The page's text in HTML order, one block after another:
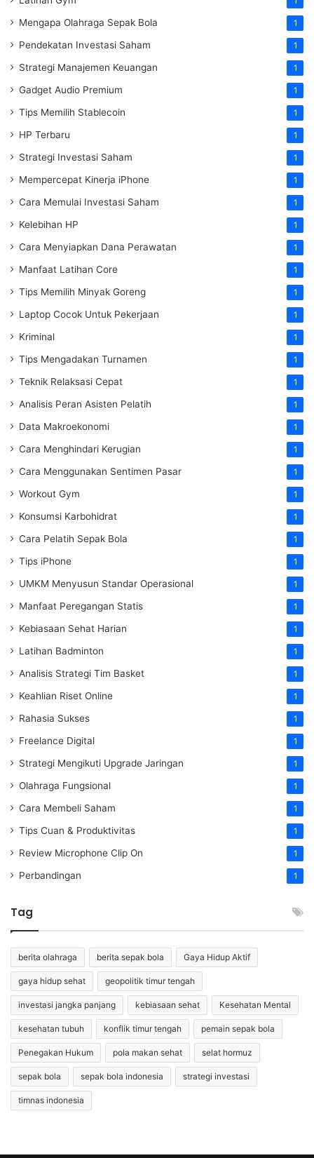
Mengapa Olahraga Sepak Bola 1
Pendekatan Investasi Saham 1
Strategi Manajemen Keuangan 1
Gadget Audio Premium 1
Tips Memilih Stablecoin 1
HP Terbaru 1
Strategi Investasi Saham 1
Mempercepat Kinerja iPhone 1
Cara Memulai Investasi Saham 1
Kelebihan HP 1
Cara Menyiapkan Dana Perawatan 1
Manfaat Latihan Core 1
Tips Memilih Minyak Goreng 1
Laptop Cocok Untuk Pekerjaan 1
Kriminal 1
Tips Mengadakan Turnamen 1
Teknik Relaksasi Cepat 1
Analisis Peran Asisten Pelatih 1
Data Makroekonomi 1
Cara Menghindari Kerugian 1
Cara Menggunakan Sentimen Pasar 1
Workout Gym 1
Konsumsi Karbohidrat 1
Cara Pelatih Sepak Bola 1
Tips iPhone 1
UMKM Menyusun Standar Operasional 1
Manfaat Peregangan Statis 1
Kebiasaan Sehat Harian 1
Latihan Badminton 1
Analisis Strategi Tim Basket 1
Keahlian Riset Online 1
Rahasia Sukses 1
Freelance Digital 1
Strategi Mengikuti Upgrade Jaringan 1
Olahraga Fungsional 1
Cara Membeli Saham 1
Tips Cuan & Produktivitas 1
Review Microphone Clip On 1
Perbandingan 1
Tag
berita olahraga berita sepak bola Gaya Hidup Aktif
gaya hidup sehat geopolitik timur tengah
investasi jangka panjang kebiasaan sehat Kesehatan Mental
kesehatan tubuh konflik timur tengah pemain sepak bola
Penegakan Hukum pola makan sehat selat hormuz
sepak bola sepak bola indonesia strategi investasi
timnas indonesia